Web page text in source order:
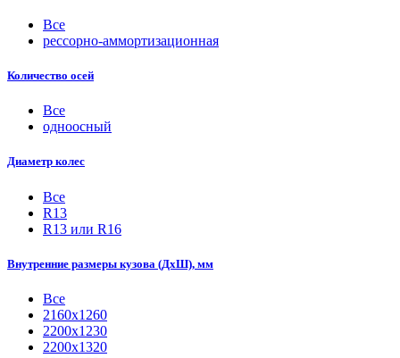
Все
рессорно-аммортизационная
Количество осей
Все
одноосный
Диаметр колес
Все
R13
R13 или R16
Внутренние размеры кузова (ДхШ), мм
Все
2160х1260
2200х1230
2200х1320